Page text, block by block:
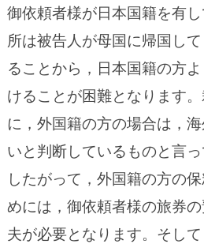
御依頼者様が日本国籍を有
所は被告人が母国に帰国し
ることから，日本国籍の方
けることが困難となります
に，外国籍の方の場合は，
いと判断しているものと言っ
したがって，外国籍の方の
めには，御依頼者様の旅券
夫が必要となります。そし